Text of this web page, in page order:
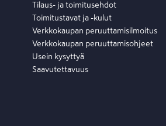
Tilaus- ja toimitusehdot
Toimitustavat ja -kulut
Verkkokaupan peruuttamisilmoitus
Verkkokaupan peruuttamisohjeet
Usein kysyttyä
Saavutettavuus